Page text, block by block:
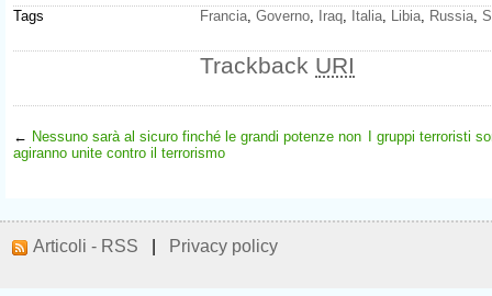
Tags Francia Governo Iraq Italia Libia Russia
Trackback URI
← Nessuno sarà al sicuro finché le grandi potenze non
agiranno unite contro il terrorismo
I gruppi terroristi
Articoli - RSS Privacy policy